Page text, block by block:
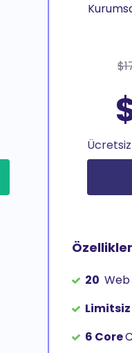
Ücretsiz
Özellikler
20 Web
Limitsiz
6 Core